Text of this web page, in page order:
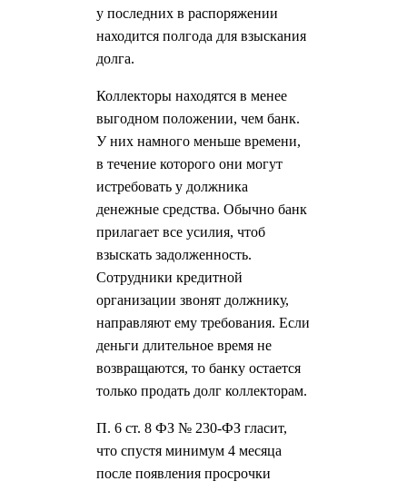
у последних в распоряжении
находится полгода для взыскания
долга.
Коллекторы находятся в менее
выгодном положении, чем банк.
У них намного меньше времени,
в течение которого они могут
истребовать у должника
денежные средства. Обычно банк
прилагает все усилия, чтоб
взыскать задолженность.
Сотрудники кредитной
организации звонят должнику,
направляют ему требования. Если
деньги длительное время не
возвращаются, то банку остается
только продать долг коллекторам.
П. 6 ст. 8 ФЗ № 230-ФЗ гласит,
что спустя минимум 4 месяца
после появления просрочки